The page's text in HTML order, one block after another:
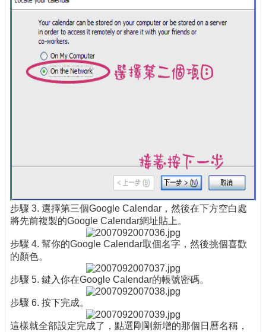
步驟 3. 選擇第三個Google Calendar，然後在下方空白處
將先前複製的Google Calendar網址貼上。
步驟 4. 幫你的Google Calendar取個名字，然後挑個喜歡
的顏色。
步驟 5. 鍵入你在Google Calendar的帳號密碼。
步驟 6. 按下完成。
這樣就全部設定完成了，點選剛剛新增的那個日曆名稱，